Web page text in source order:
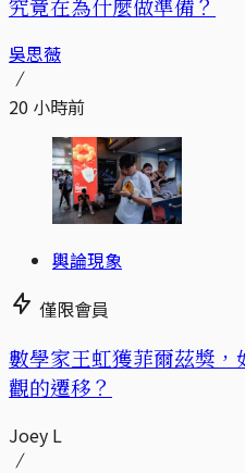
吳思薇
20 小時前
輿論現象
僅限會員
數學家王虹獲菲爾茲獎
觀的遷移？
Joey L